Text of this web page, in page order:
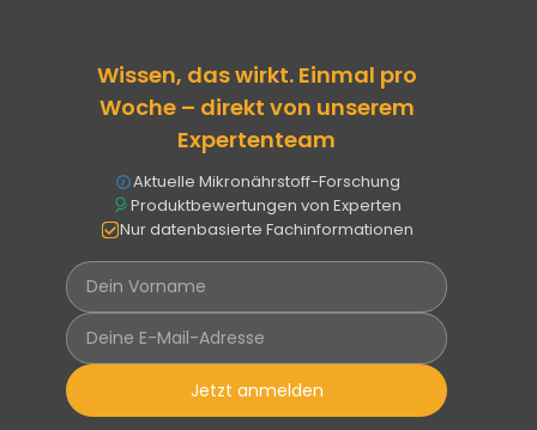
Wissen, das wirkt. Einmal pro
Woche – direkt von unserem
Expertenteam
Aktuelle Mikronährstoff-Forschung
Produktbewertungen von Experten
Nur datenbasierte Fachinformationen
Jetzt anmelden